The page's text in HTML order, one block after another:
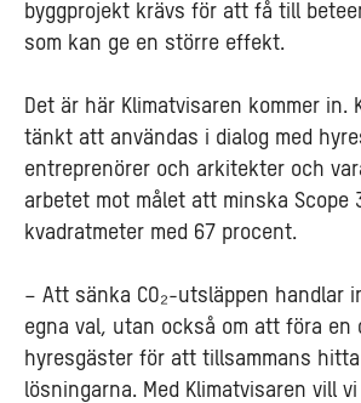
byggprojekt krävs för att få till
som kan ge en större effekt.
Det är här Klimatvisaren kommer in.
tänkt att användas i dialog med
entreprenörer och arkitekter och
arbetet mot målet att minska Scope
kvadratmeter med 67 procent.
– Att sänka CO₂-utsläppen handlar
egna val, utan också om att föra en
hyresgäster för att tillsammans
lösningarna. Med Klimatvisaren vill